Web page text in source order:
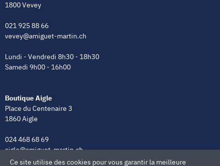
1800 Vevey
021 925 88 66
vevey@amiguet-martin.ch
Lundi - Vendredi 8h30 - 18h30
Samedi 9h00 - 16h00
Boutique Aigle
Place du Centenaire 3
1860 Aigle
024 468 68 69
aigle@amiguet-martin.ch
Ce site utilise des cookies pour vous garantir la meilleure